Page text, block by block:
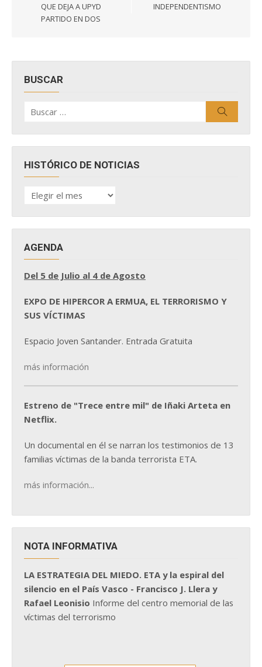
QUE DEJA A UPYD
PARTIDO EN DOS
INDEPENDENTISMO
BUSCAR
por:
HISTÓRICO DE NOTICIAS
HISTÓRICO
DE
AGENDA
Del 5 de Julio al 4 de Agosto
EXPO DE HIPERCOR A ERMUA, EL TERRORISMO Y
SUS VÍCTIMAS
Espacio Joven Santander. Entrada Gratuita
más información
Estreno de "Trece entre mil" de Iñaki Arteta en
Netflix.
Un documental en él se narran los testimonios de 13
familias víctimas de la banda terrorista ETA.
más información...
NOTA INFORMATIVA
LA ESTRATEGIA DEL MIEDO. ETA y la espiral del
silencio en el País Vasco - Francisco J. Llera y
Rafael Leonisio Informe del centro memorial de las
víctimas del terrorismo